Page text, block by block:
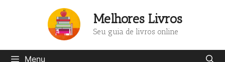
Melhores Livros
Seu guia de livros online
Menu